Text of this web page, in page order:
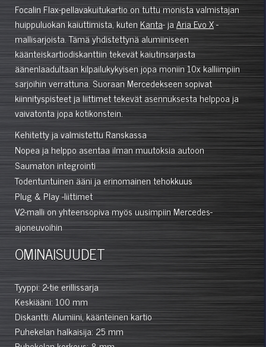
Focalin Flax-pellavakuitukartio on tuttu monista valmistajan
huippuluokan kaiuttimista, kutenKanta- jaAria Evo X-
mallisarjoista. Tämä yhdistettynä alumiiniseen
käänteiskartiodiskanttiin tekevät kaiutinsarjasta
äänenlaadultaan kilpailukykyisen jopa moniin 10x kalliimpiin
sarjoihin verrattuna. Suoraan Mercedekseen sopivat
kiinnityspisteet ja liittimet tekevät asennuksesta helppoa ja
vaivatonta jopa kotikonstein.
Kehitetty ja valmistettu Ranskassa
Nopea ja helppo asentaa ilman muutoksia autoon
Saumaton integrointi
Todentuntuinen ääni ja erinomainen tehokkuus
Plug & Play -liittimet
V2-malli on yhteensopiva myös uusimpiin Mercedes-
ajoneuvoihin
OMINAISUUDET
Tyyppi: 2-tie erillissarja
Keskiääni: 100 mm
Diskantti: Alumiini, käänteinen kartio
Puhekelan halkaisija: 25 mm